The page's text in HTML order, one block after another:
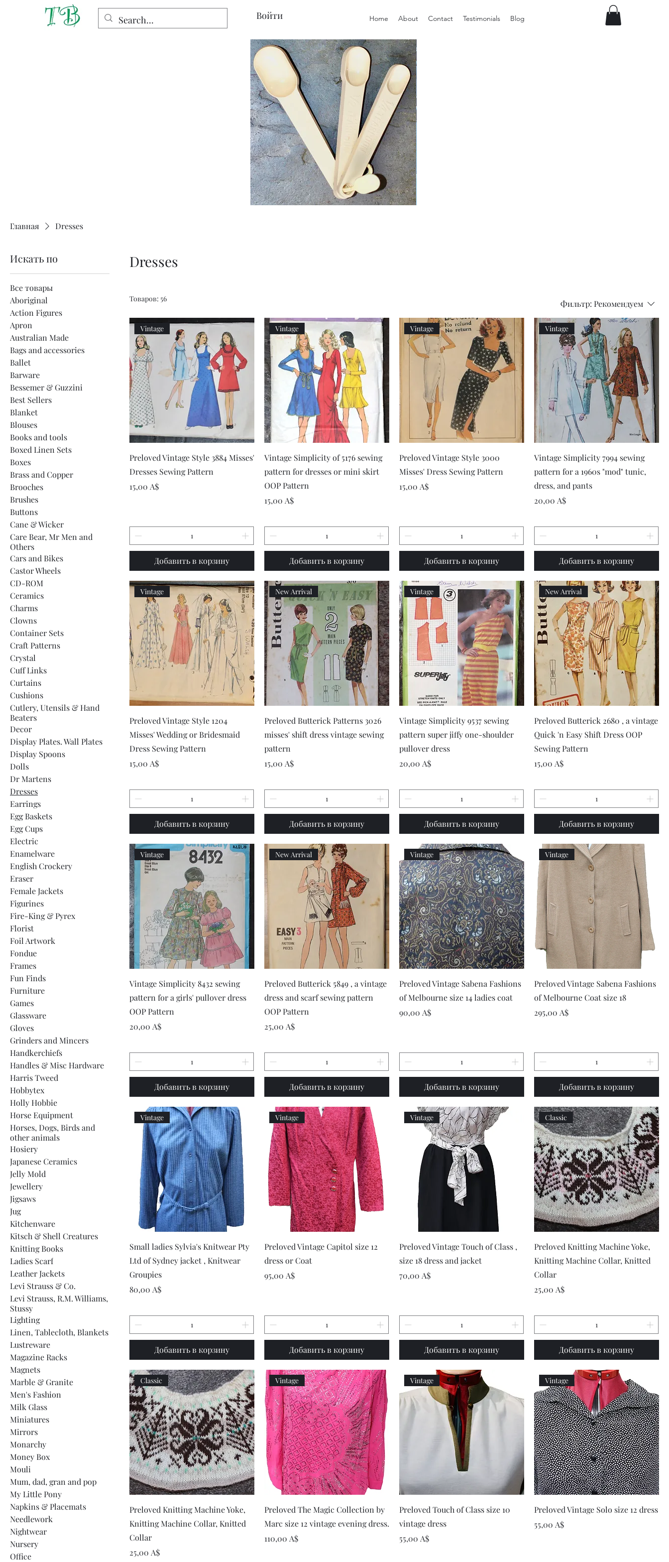
Войти Home About Contact Testimonials Blog
Главная Dresses
Искать по
Все товары
Aboriginal
Action Figures
Apron
Australian Made
Bags and accessories
Ballet
Barware
Bessemer & Guzzini
Best Sellers
Blanket
Blouses
Books and tools
Boxed Linen Sets
Boxes
Brass and Copper
Brooches
Brushes
Buttons
Cane & Wicker
Care Bear, Mr Men and
Others
Cars and Bikes
Castor Wheels
CD-ROM
Ceramics
Charms
Clowns
Container Sets
Craft Patterns
Crystal
Cuff Links
Curtains
Cushions
Cutlery, Utensils & Hand
Beaters
Decor
Display Plates. Wall Plates
Display Spoons
Dolls
Dr Martens
Dresses
Earrings
Egg Baskets
Egg Cups
Electric
Enamelware
English Crockery
Eraser
Female Jackets
Figurines
Fire-King & Pyrex
Florist
Foil Artwork
Fondue
Frames
Fun Finds
Furniture
Games
Glassware
Gloves
Grinders and Mincers
Handkerchiefs
Handles & Misc Hardware
Harris Tweed
Hobbytex
Holly Hobbie
Horse Equipment
Horses, Dogs, Birds and
other animals
Hosiery
Japanese Ceramics
Jelly Mold
Jewellery
Jigsaws
Jug
Kitchenware
Kitsch & Shell Creatures
Knitting Books
Ladies Scarf
Leather Jackets
Levi Strauss & Co.
Levi Strauss, R.M. Williams,
Stussy
Lighting
Linen, Tablecloth, Blankets
Lustreware
Magazine Racks
Magnets
Marble & Granite
Men's Fashion
Milk Glass
Miniatures
Mirrors
Monarchy
Money Box
Mouli
Mum, dad, gran and pop
My Little Pony
Napkins & Placemats
Needlework
Nightwear
Nursery
Office
Dresses
Товаров: 56 Фильтр: Рекомендуем
Быстрый просмотр
Vintage
Preloved Vintage Style 3884 Misses'
Dresses Sewing Pattern
Цена
15,00 A$
Добавить в корзину
Быстрый просмотр
Vintage
Vintage Simplicity of 5176 sewing
pattern for dresses or mini skirt
OOP Pattern
Цена
15,00 A$
Добавить в корзину
Быстрый просмотр
Vintage
Preloved Vintage Style 3000
Misses' Dress Sewing Pattern
Цена
15,00 A$
Добавить в корзину
Быстрый просмотр
Vintage
Vintage Simplicity 7994 sewing
pattern for a 1960s "mod" tunic,
dress, and pants
Цена
20,00 A$
Добавить в корзину
Быстрый просмотр
Vintage
Preloved Vintage Style 1204
Misses' Wedding or Bridesmaid
Dress Sewing Pattern
Цена
15,00 A$
Добавить в корзину
Быстрый просмотр
New Arrival
Preloved Butterick Patterns 3026
misses' shift dress vintage sewing
pattern
Цена
15,00 A$
Добавить в корзину
Быстрый просмотр
Vintage
Vintage Simplicity 9537 sewing
pattern super jiffy one-shoulder
pullover dress
Цена
20,00 A$
Добавить в корзину
Быстрый просмотр
New Arrival
Preloved Butterick 2680 , a vintage
Quick 'n Easy Shift Dress OOP
Sewing Pattern
Цена
15,00 A$
Добавить в корзину
Быстрый просмотр
Vintage
Vintage Simplicity 8432 sewing
pattern for a girls' pullover dress
OOP Pattern
Цена
20,00 A$
Добавить в корзину
Быстрый просмотр
New Arrival
Preloved Butterick 5849 , a vintage
dress and scarf sewing pattern
OOP Pattern
Цена
25,00 A$
Добавить в корзину
Быстрый просмотр
Vintage
Preloved Vintage Sabena Fashions
of Melbourne size 14 ladies coat
Цена
90,00 A$
Добавить в корзину
Быстрый просмотр
Vintage
Preloved Vintage Sabena Fashions
of Melbourne Coat size 18
Цена
295,00 A$
Добавить в корзину
Быстрый просмотр
Vintage
Small ladies Sylvia's Knitwear Pty
Ltd of Sydney jacket , Knitwear
Groupies
Цена
80,00 A$
Добавить в корзину
Быстрый просмотр
Vintage
Preloved Vintage Capitol size 12
dress or Coat
Цена
95,00 A$
Добавить в корзину
Быстрый просмотр
Vintage
Preloved Vintage Touch of Class ,
size 18 dress and jacket
Цена
70,00 A$
Добавить в корзину
Быстрый просмотр
Classic
Preloved Knitting Machine Yoke,
Knitting Machine Collar, Knitted
Collar
Цена
25,00 A$
Добавить в корзину
Быстрый просмотр
Classic
Preloved Knitting Machine Yoke,
Knitting Machine Collar, Knitted
Collar
Цена
25,00 A$
Быстрый просмотр
Vintage
Preloved The Magic Collection by
Marc size 12 vintage evening dress.
Цена
110,00 A$
Быстрый просмотр
Vintage
Preloved Touch of Class size 10
vintage dress
Цена
55,00 A$
Быстрый просмотр
Vintage
Preloved Vintage Solo size 12 dress
Цена
55,00 A$